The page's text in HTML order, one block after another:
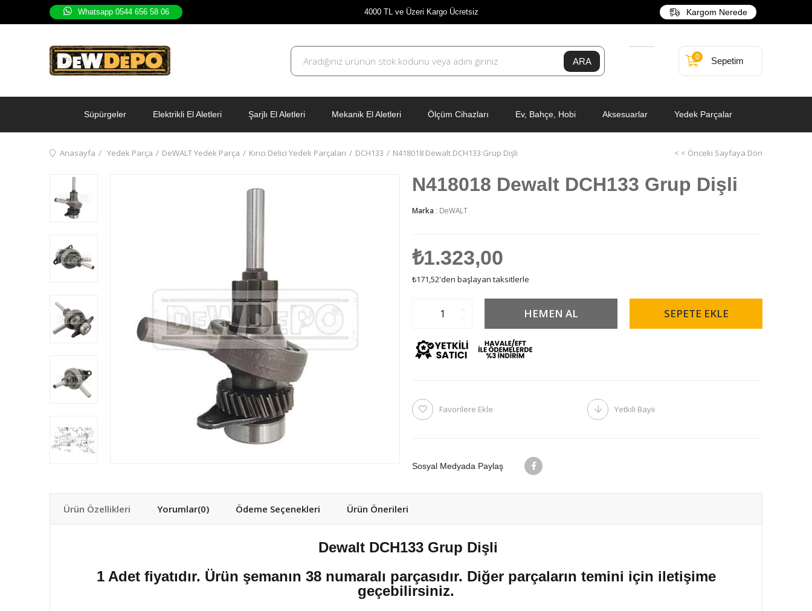
Whatsapp 0544 656 58 06 4000 TL ve Üzeri Kargo Ücretsiz Kargom Nerede
Sepetim
0
Süpürgeler Elektrikli El Aletleri Şarjlı El Aletleri Mekanik El Aletleri Ölçüm Cihazları Ev, Bahçe, Hobi Aksesuarlar Yedek Parçalar
Anasayfa Yedek Parça DeWALT Yedek Parça Kırıcı Delici Yedek Parçaları DCH133 N418018 Dewalt DCH133 Grup Dişli < < Önceki Sayfaya Dön
N418018 Dewalt DCH133 Grup Dişli
Marka : DeWALT
₺1.323,00
₺171,52'den başlayan taksitlerle
Favorilere Ekle Yetkili Bayii
Sosyal Medyada Paylaş
Ürün Özellikleri Yorumlar(0) Ödeme Seçenekleri Ürün Önerileri
Dewalt DCH133 Grup Dişli
1 Adet fiyatıdır. Ürün şemanın 38 numaralı parçasıdır. Diğer parçaların temini için iletişime
geçebilirsiniz.